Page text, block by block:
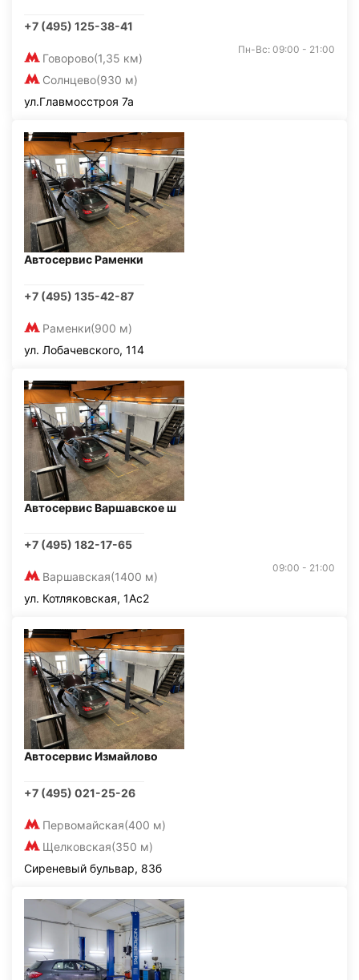
+7 (495) 125-38-41
Говорово(1,35 км)
Солнцево(930 м)
Пн-Вс: 09:00 - 21:00
ул.Главмосстроя 7а
Автосервис Раменки
+7 (495) 135-42-87
Раменки(900 м)
ул. Лобачевского, 114
Автосервис Варшавское ш
+7 (495) 182-17-65
Варшавская(1400 м)
09:00 - 21:00
ул. Котляковская, 1Ас2
Автосервис Измайлово
+7 (495) 021-25-26
Первомайская(400 м)
Щелковская(350 м)
Сиреневый бульвар, 83б